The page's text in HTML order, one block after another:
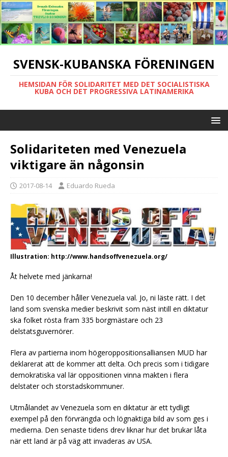
SVENSK-KUBANSKA FÖRENINGEN
HEMSIDAN FÖR SOLIDARITET MED DET SOCIALISTISKA
KUBA OCH DET PROGRESSIVA LATINAMERIKA
Solidariteten med Venezuela
viktigare än någonsin
2017-08-14 Eduardo Rueda
Illustration: http://www.handsoffvenezuela.org/
Åt helvete med jänkarna!
Den 10 december håller Venezuela val. Jo, ni läste rätt. I det
land som svenska medier beskrivit som näst intill en diktatur
ska folket rösta fram 335 borgmästare och 23
delstatsguvernörer.
Flera av partierna inom högeroppositionsalliansen MUD har
deklarerat att de kommer att delta. Och precis som i tidigare
demokratiska val lär oppositionen vinna makten i flera
delstater och storstadskommuner.
Utmålandet av Venezuela som en diktatur är ett tydligt
exempel på den förvrängda och lögnaktiga bild av som ges i
medierna. Den senaste tidens drev liknar hur det brukar låta
när ett land är på väg att invaderas av USA.